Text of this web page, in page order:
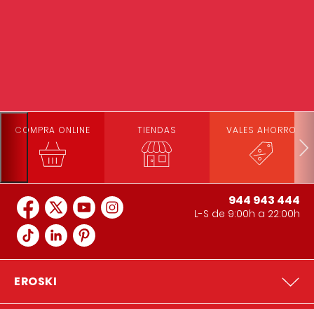
COMPRA ONLINE TIENDAS VALES AHORRO
944 943 444
L-S de 9:00h a 22:00h
EROSKI